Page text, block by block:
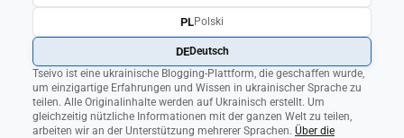
Tseivo ist eine ukrainische Blogging-Plattform, die geschaffen wurde,
um einzigartige Erfahrungen und Wissen in ukrainischer Sprache zu
teilen. Alle Originalinhalte werden auf Ukrainisch erstellt. Um
gleichzeitig nützliche Informationen mit der ganzen Welt zu teilen,
arbeiten wir an der Unterstützung mehrerer Sprachen. Über die
PLPolski
DEDeutsch